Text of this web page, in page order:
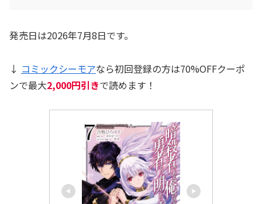
発売日は2026年7月8日です。
↓ コミックシーモアなら初回登録の方は70%OFFクーポ
ンで最大2,000円引きで読めます！